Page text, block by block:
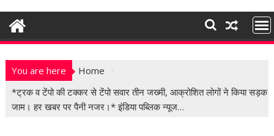
t
n
You are here
Home
*ट्रक व टेंपो की टक्कर से टेंपो सवार तीन जख्मी, आक्रोशित लोगों ने किया सड़क
जाम। हर खबर पर पैनी नजर।* इंडिया पब्लिक न्यूज…